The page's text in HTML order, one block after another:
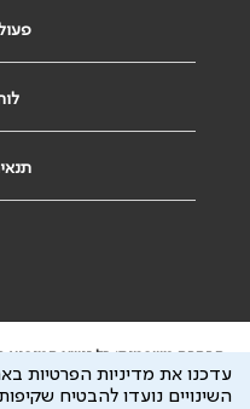
הבהרה משפטית: כל נושא המופיע
ייעוץ רפואי או משפטי. אין הר"י
עדכנו את מדיניות הפרטיות
השינויים נועדו להבטיח